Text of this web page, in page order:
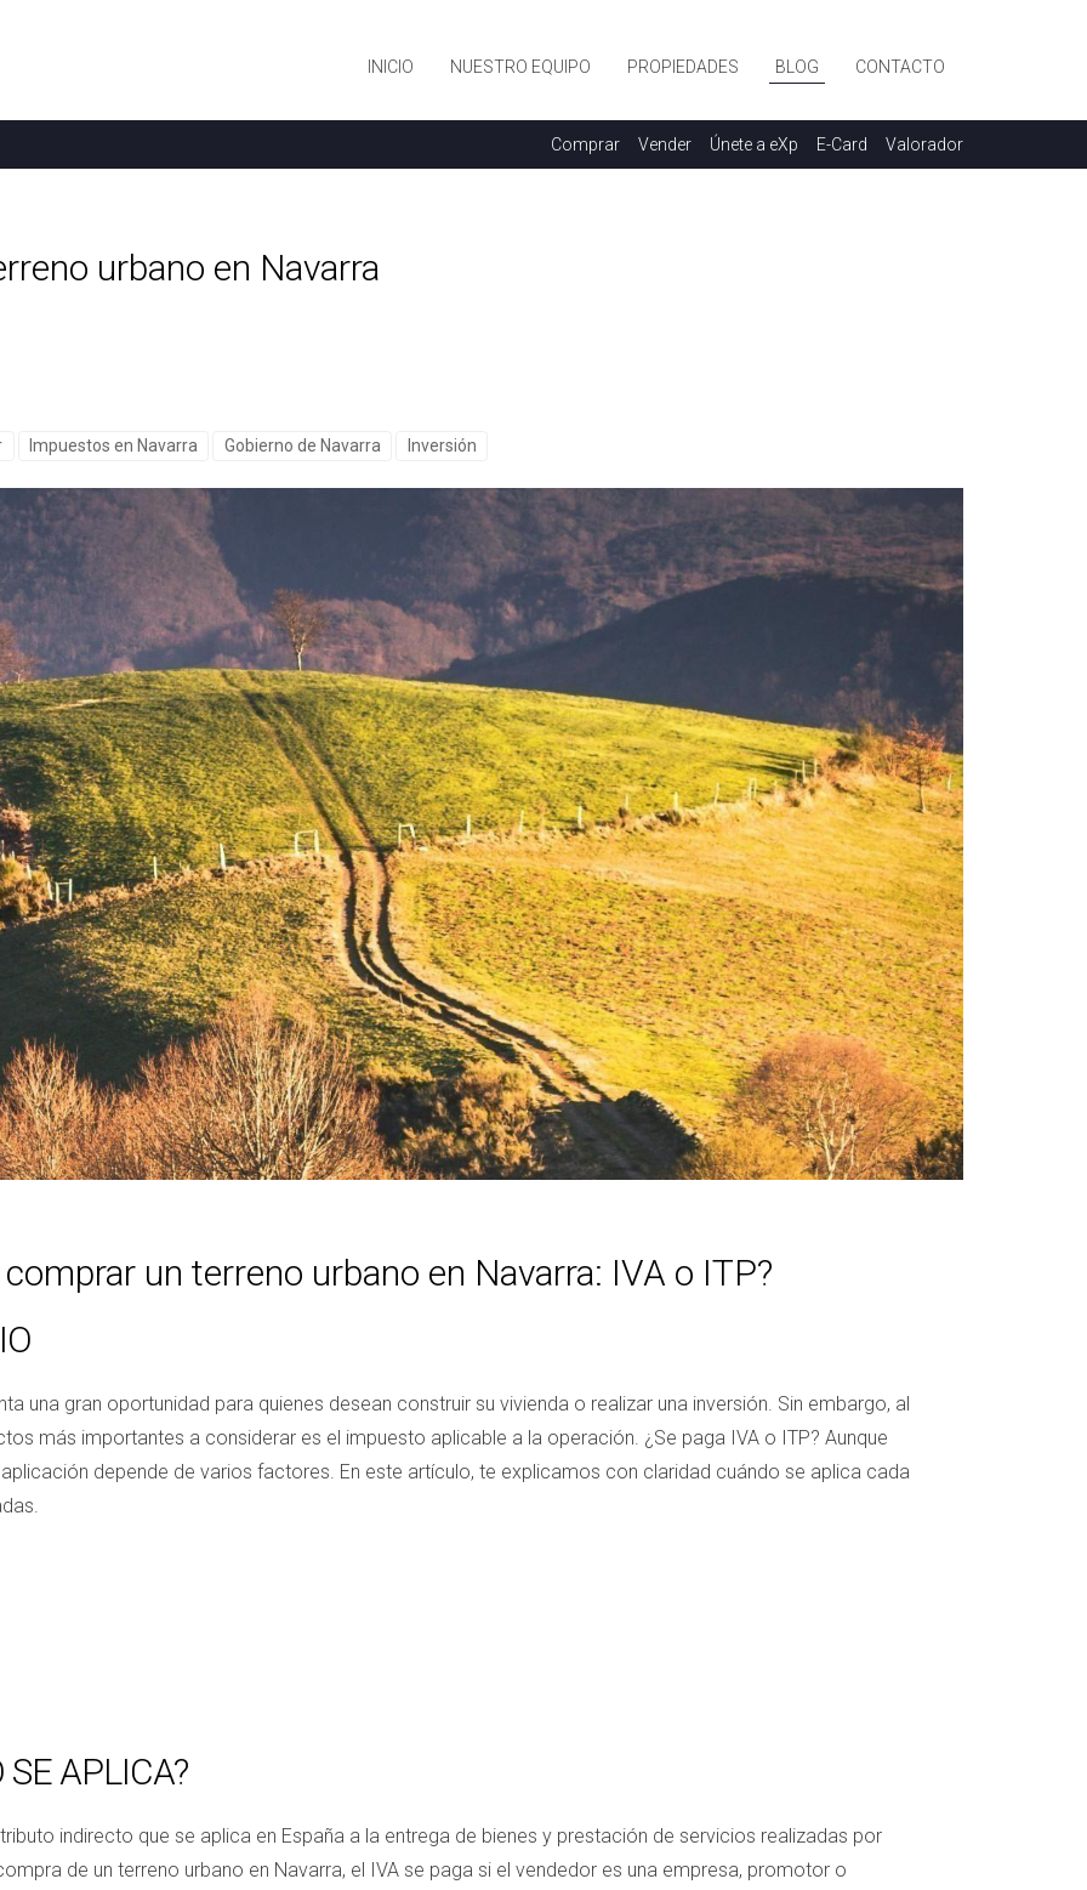
INICIO NUESTRO EQUIPO PROPIEDADES BLOG CONTACTO
Comprar Vender Únete a eXp E-Card Valorador
urbano en Navarra
Impuestos en Navarra Gobierno de Navarra Inversión
un terreno urbano en Navarra: IVA o ITP?
una gran oportunidad para quienes desean construir su vivienda o realizar una inversión. Sin embargo, al
más importantes a considerar es el impuesto aplicable a la operación. ¿Se paga IVA o ITP? Aunque
depende de varios factores. En este artículo, te explicamos con claridad cuándo se aplica cada
SE APLICA?
indirecto que se aplica en España a la entrega de bienes y prestación de servicios realizadas por
de un terreno urbano en Navarra, el IVA se paga si el vendedor es una empresa, promotor o